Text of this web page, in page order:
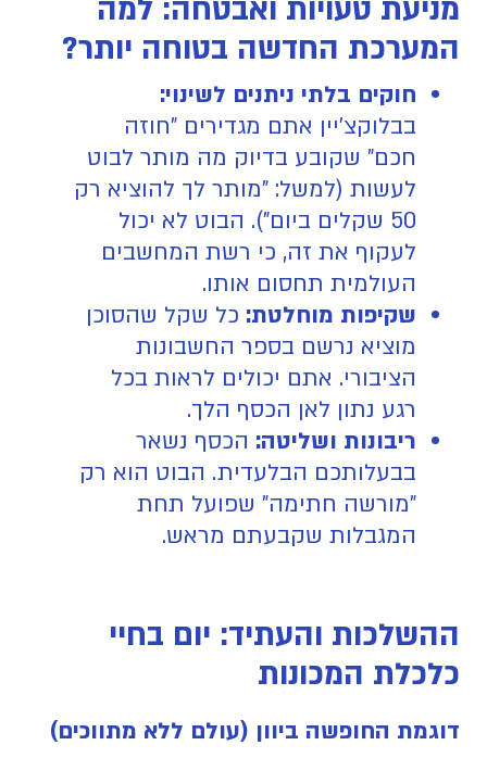
מניעת טעויות ואבטחה: למה
המערכת החדשה בטוחה יותר?
חוקים בלתי ניתנים לשינוי:
בבלוקצ'יין אתם מגדירים "חוזה
חכם" שקובע בדיוק מה מותר לבוט
לעשות (למשל: "מותר לך להוציא רק
50 שקלים ביום"). הבוט לא יכול
לעקוף את זה, כי רשת המחשבים
העולמית תחסום אותו.
שקיפות מוחלטת: כל שקל שהסוכן
מוציא נרשם בספר החשבונות
הציבורי. אתם יכולים לראות בכל
רגע נתון לאן הכסף הלך.
ריבונות ושליטה: הכסף נשאר
בבעלותכם הבלעדית. הבוט הוא רק
"מורשה חתימה" שפועל תחת
המגבלות שקבעתם מראש.
ההשלכות והעתיד: יום בחיי
כלכלת המכונות
דוגמת החופשה ביוון (עולם ללא מתווכים)